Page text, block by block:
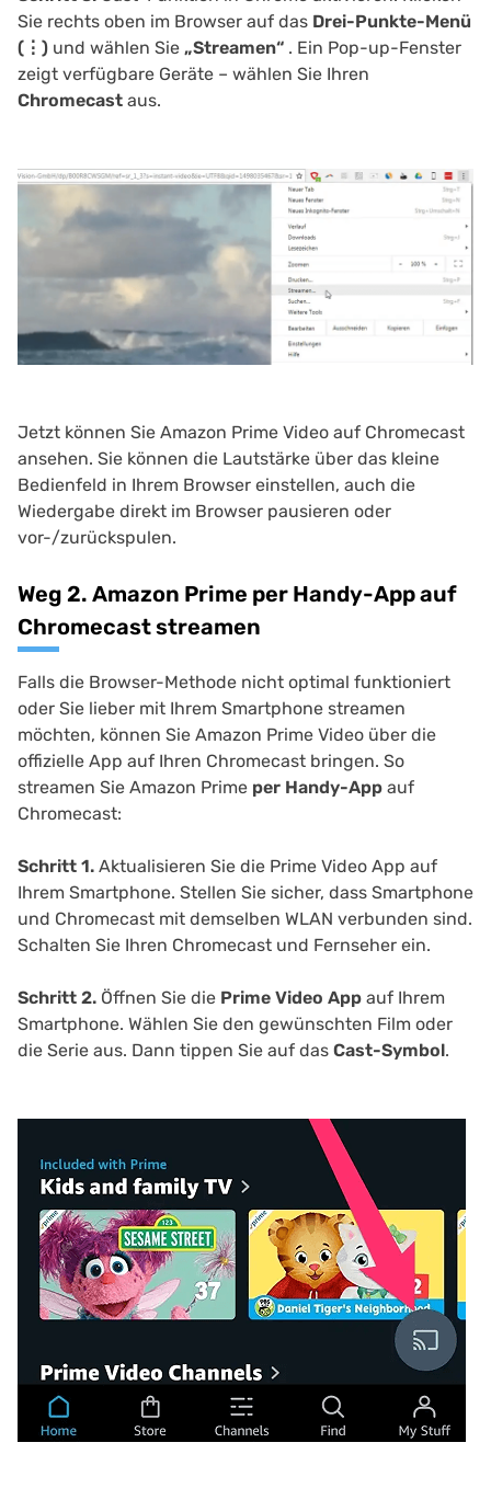
Sie rechts oben im Browser auf das Drei-Punkte-Menü
(⋮) und wählen Sie „Streamen“ . Ein Pop-up-Fenster
zeigt verfügbare Geräte – wählen Sie Ihren
Chromecast aus.
Jetzt können Sie Amazon Prime Video auf Chromecast
ansehen. Sie können die Lautstärke über das kleine
Bedienfeld in Ihrem Browser einstellen, auch die
Wiedergabe direkt im Browser pausieren oder
vor-/zurückspulen.
Weg 2. Amazon Prime per Handy-App auf
Chromecast streamen
Falls die Browser-Methode nicht optimal funktioniert
oder Sie lieber mit Ihrem Smartphone streamen
möchten, können Sie Amazon Prime Video über die
offizielle App auf Ihren Chromecast bringen. So
streamen Sie Amazon Prime per Handy-App auf
Chromecast:
Schritt 1. Aktualisieren Sie die Prime Video App auf
Ihrem Smartphone. Stellen Sie sicher, dass Smartphone
und Chromecast mit demselben WLAN verbunden sind.
Schalten Sie Ihren Chromecast und Fernseher ein.
Schritt 2. Öffnen Sie die Prime Video App auf Ihrem
Smartphone. Wählen Sie den gewünschten Film oder
die Serie aus. Dann tippen Sie auf das Cast-Symbol.